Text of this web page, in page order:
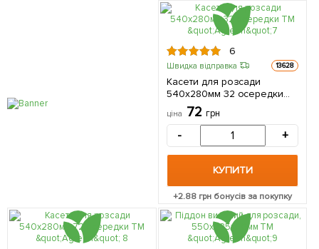
6
Швидка відправка 13628
Касети для розсади
540х280мм 32 осередки
ТМ "Agreen"
ціна 72 грн
- +
КУПИТИ
+2.88грн бонусів за покупку